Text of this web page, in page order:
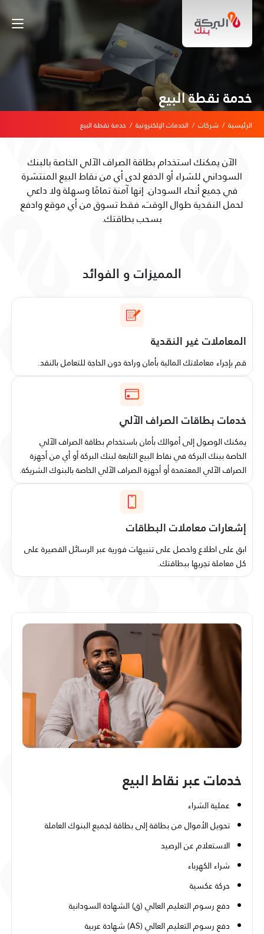
خدمة نقطة البيع
الرئيسية / شركات / الخدمات الإلكترونية / خدمة نقطة البيع
الآن يمكنك استخدام بطاقة الصراف الآلي الخاصة بالبنك
السوداني للشراء أو الدفع لدى أي من نقاط البيع المنتشرة
في جميع أنحاء السودان. إنها آمنة تمامًا وسهلة ولا داعي
لحمل النقدية طوال الوقت، فقط تسوق من أي موقع وادفع
بسحب بطاقتك.
المميزات و الفوائد
المعاملات غير النقدية
قم بإجراء معاملاتك المالية بأمان وراحة دون الحاجة للتعامل بالنقد.
خدمات بطاقات الصراف الآلي
يمكنك الوصول إلى أموالك بأمان باستخدام بطاقة الصراف الآلي
الخاصة ببنك البركة في نقاط البيع التابعة لبنك البركة أو أي من أجهزة
الصراف الآلي المعتمدة أو أجهزة الصراف الآلي الخاصة بالبنوك الشريكة.
إشعارات معاملات البطاقات
ابق على اطلاع واحصل على تنبيهات فورية عبر الرسائل القصيرة على
كل معاملة تجريها ببطاقتك.
خدمات عبر نقاط البيع
عملية الشراء
تحويل الأموال من بطاقة إلى بطاقة لجميع البنوك العاملة
الاستعلام عن الرصيد
شراء الكهرباء
حركة عكسية
دفع رسوم التعليم العالي (ق) الشهادة السودانية
دفع رسوم التعليم العالي (AS) شهادة عربية